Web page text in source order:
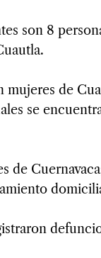
son 8
mujeres de
se
de